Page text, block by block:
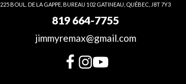
225 BOUL. DE LA GAPPE, BUREAU 102 GATINEAU, QUÉBEC, J8T 7Y3
819 664-7755
jimmyremax@gmail.com